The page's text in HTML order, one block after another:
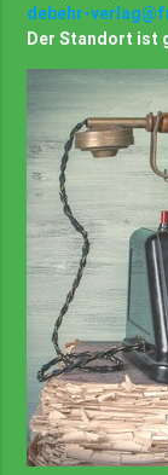
debehr-
Der Standort ist